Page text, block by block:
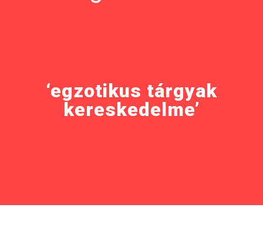
‘egzotikus tárgyak
kereskedelme’